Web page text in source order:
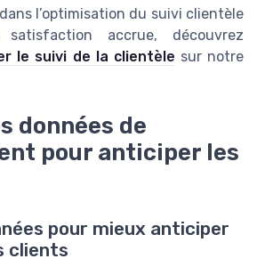
l’optimisation du suivi clientèle
accrue, découvrez
le suivi de la clientèle sur notre
données de
pour anticiper les
pour mieux anticiper
clients